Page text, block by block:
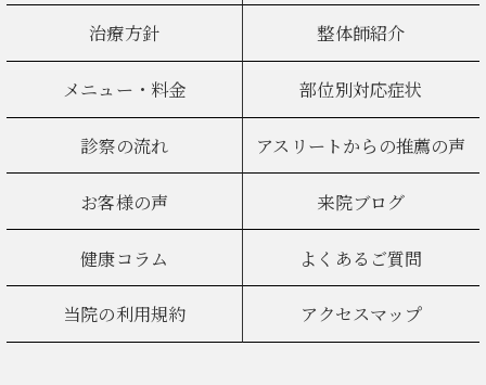
治療方針 整体師紹介
メニュー・料金 部位別対応症状
診察の流れ アスリートからの推薦の声
お客様の声 来院ブログ
健康コラム よくあるご質問
当院の利用規約 アクセスマップ